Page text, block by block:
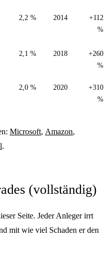
2,2 % 2014
+112
%
2,1 % 2018
+260
%
2,0 % 2020
+310
%
Microsoft, Amazon,
.
(vollständig)
Seite. Jeder Anleger irrt
mit wie viel Schaden er den